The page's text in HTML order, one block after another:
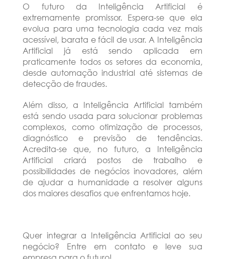
O futuro da Inteligência Artificial é
extremamente promissor. Espera-se que ela
evolua para uma tecnologia cada vez mais
acessível, barata e fácil de usar. A Inteligência
Artificial já está sendo aplicada em
praticamente todos os setores da economia,
desde automação industrial até sistemas de
detecção de fraudes.
Além disso, a Inteligência Artificial também
está sendo usada para solucionar problemas
complexos, como otimização de processos,
diagnóstico e previsão de tendências.
Acredita-se que, no futuro, a Inteligência
Artificial criará postos de trabalho e
possibilidades de negócios inovadores, além
de ajudar a humanidade a resolver alguns
dos maiores desafios que enfrentamos hoje.
Quer integrar a Inteligência Artificial ao seu
negócio? Entre em contato e leve sua